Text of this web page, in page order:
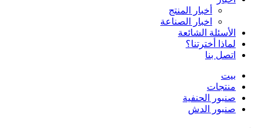
أخبار المنتج
اخبار الصناعة
الأسئلة الشائعة
لماذا أخترتنا؟
اتصل بنا
بيت
منتجات
صنبور الحنفية
صنبور الدش